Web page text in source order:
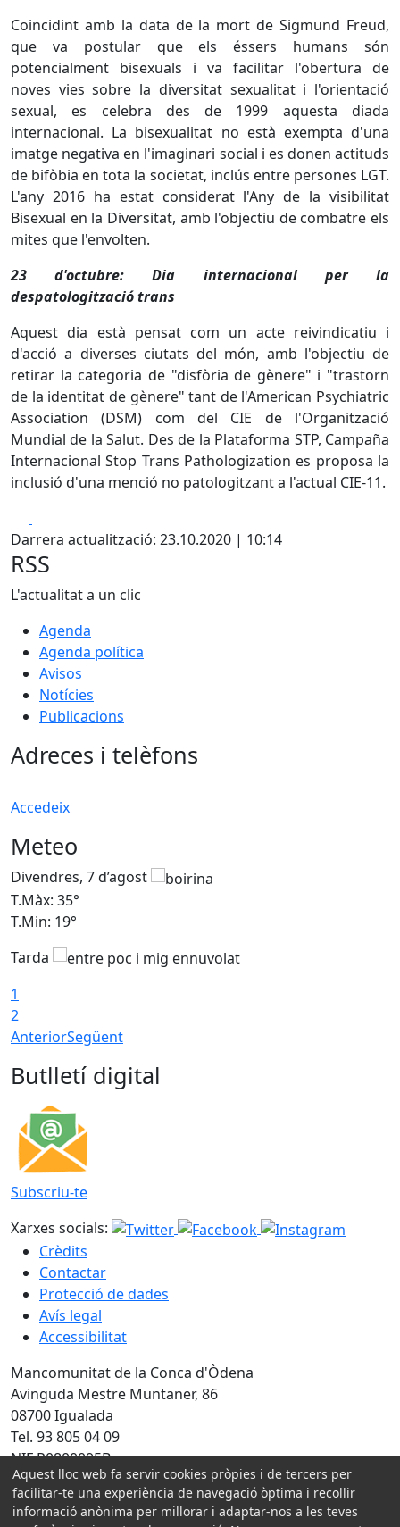
Coincidint amb la data de la mort de Sigmund Freud,
que va postular que els éssers humans són
potencialment bisexuals i va facilitar l'obertura de
noves vies sobre la diversitat sexualitat i l'orientació
sexual, es celebra des de 1999 aquesta diada
internacional. La bisexualitat no està exempta d'una
imatge negativa en l'imaginari social i es donen actituds
de bifòbia en tota la societat, inclús entre persones LGT.
L'any 2016 ha estat considerat l'Any de la visibilitat
Bisexual en la Diversitat, amb l'objectiu de combatre els
mites que l'envolten.
23 d'octubre: Dia internacional per la
despatologització trans
Aquest dia està pensat com un acte reivindicatiu i
d'acció a diverses ciutats del món, amb l'objectiu de
retirar la categoria de "disfòria de gènere" i "trastorn
de la identitat de gènere" tant de l'American Psychiatric
Association (DSM) com del CIE de l'Organització
Mundial de la Salut. Des de la Plataforma STP, Campaña
Internacional Stop Trans Pathologization es proposa la
inclusió d'una menció no patologitzant a l'actual CIE-11.
Darrera actualització: 23.10.2020 | 10:14
RSS
L'actualitat a un clic
Agenda
Agenda política
Avisos
Notícies
Publicacions
Adreces i telèfons
Accedeix
Meteo
Divendres, 7 d’agost
T.Màx: 35°
T.Min: 19°
Tarda
1
2
AnteriorSegüent
Butlletí digital
Subscriu-te
Xarxes socials:
Crèdits
Contactar
Protecció de dades
Avís legal
Accessibilitat
Mancomunitat de la Conca d'Òdena
Avinguda Mestre Muntaner, 86
08700 Igualada
Tel. 93 805 04 09
NIF P0800095B
Amb la col·laboració de:
Aquest lloc web fa servir cookies pròpies i de tercers per
facilitar-te una experiència de navegació òptima i recollir
informació anònima per millorar i adaptar-nos a les teves